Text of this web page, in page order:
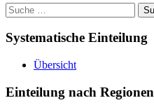
Suche
nach:
Systematische Einteilung
Übersicht
Einteilung nach Regionen